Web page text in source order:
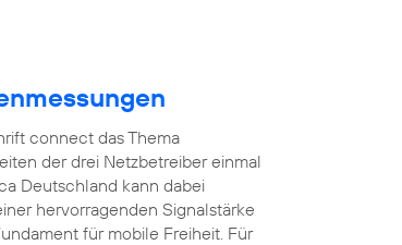
connect das Thema
der drei Netzbetreiber einmal
Deutschland kann dabei
hervorragenden Signalstärke
für mobile Freiheit. Für